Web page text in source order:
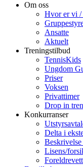
Om oss
Hvor er vi /
Ansatte
Aktuelt
Treningstilbud
TennisKids
Ungdom
Priser
Voksen
Privattimer
Drop in
Konkurranser
Delta i
Lisens/